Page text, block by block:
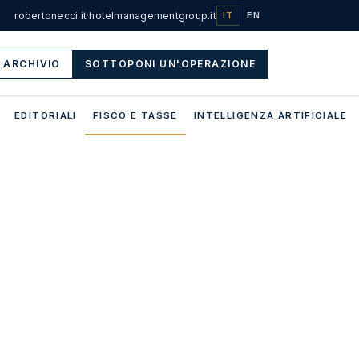
robertonecci.it·hotelmanagementgroup.it IT EN
ARCHIVIO SOTTOPONI UN'OPERAZIONE
EDITORIALI FISCO E TASSE INTELLIGENZA ARTIFICIALE